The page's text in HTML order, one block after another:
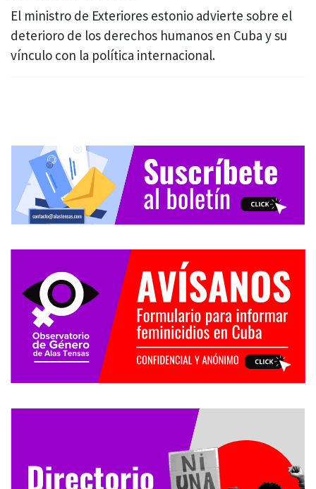
El ministro de Exteriores estonio advierte sobre el
deterioro de los derechos humanos en Cuba y su
vínculo con la política internacional.